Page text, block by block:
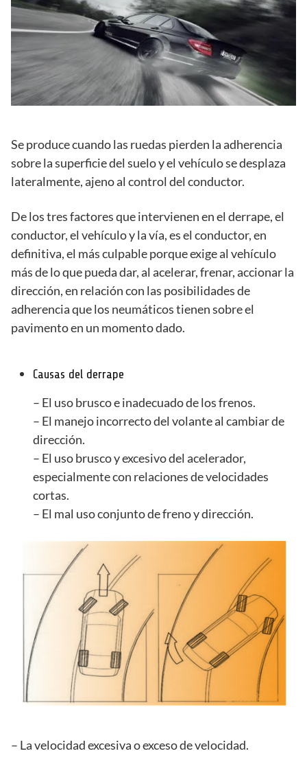
Se produce cuando las ruedas pierden la adherencia
sobre la superficie del suelo y el vehículo se desplaza
lateralmente, ajeno al control del conductor.
De los tres factores que intervienen en el derrape, el
conductor, el vehículo y la vía, es el conductor, en
definitiva, el más culpable porque exige al vehículo
más de lo que pueda dar, al acelerar, frenar, accionar la
dirección, en relación con las posibilidades de
adherencia que los neumáticos tienen sobre el
pavimento en un momento dado.
Causas del derrape
– El uso brusco e inadecuado de los frenos.
– El manejo incorrecto del volante al cambiar de
dirección.
– El uso brusco y excesivo del acelerador,
especialmente con relaciones de velocidades
cortas.
– El mal uso conjunto de freno y dirección.
– La velocidad excesiva o exceso de velocidad.